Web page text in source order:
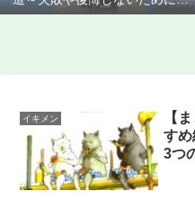
っておきたいこと
イキメン
【
す
3つ